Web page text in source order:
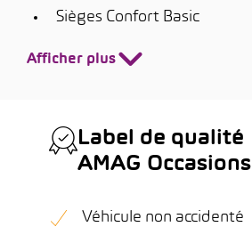
Sièges Confort Basic
Afficher plus
Label de qualité
AMAG Occasions
Véhicule non accidenté